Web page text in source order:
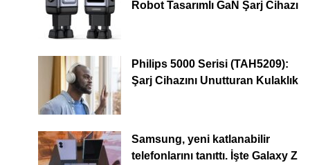
Robot Tasarımlı GaN Şarj Cihazı
Philips 5000 Serisi (TAH5209):
Şarj Cihazını Unutturan Kulaklık
Samsung, yeni katlanabilir
telefonlarını tanıttı. İşte Galaxy Z